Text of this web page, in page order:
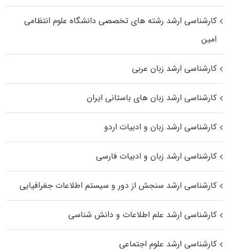
کارشناسی ارشد رﺷﺘﻪ ﻫﺎی تخصصی داﻧﺸﮕﺎه ﻋﻠﻮم انتظامی
اﻣﻴﻦ
کارشناسی ارشد زبان عربی
کارشناسی ارشد زبان‌ های باستانی ایران
کارشناسی ارشد زبان و ادبیات اردو
کارشناسی ارشد زبان و ادبیات فارسی
کارشناسی ارشد سنجش از دور و سیستم اطلاعات جغرافیایی
کارشناسی ارشد علم اطلاعات و دانش شناسی
کارشناسی ارشد علوم اجتماعی